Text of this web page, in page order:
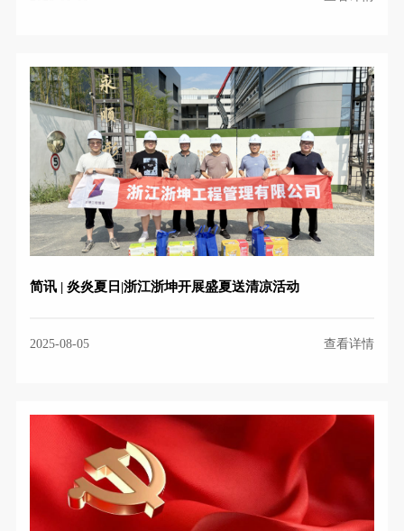
简讯 | 炎炎夏日|浙江浙坤开展盛夏送清凉活动
2025-08-05 查看详情